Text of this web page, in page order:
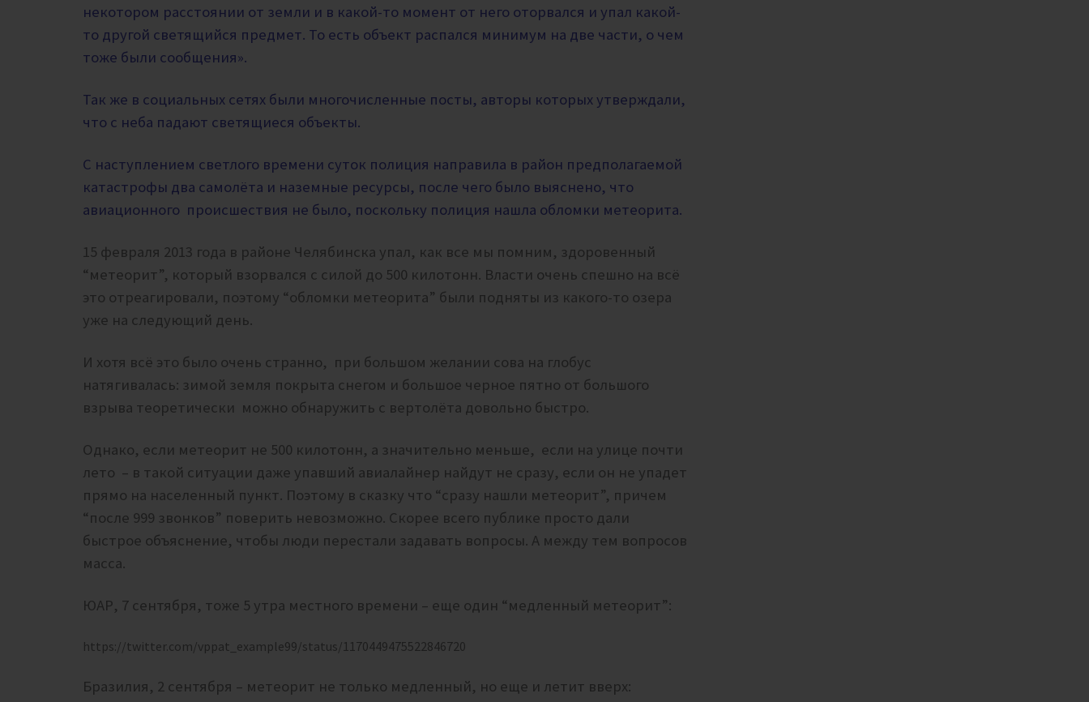
некотором расстоянии от земли и в какой-то момент от него оторвался и упал какой-
то другой светящийся предмет. То есть объект распался минимум на две части, о чем
тоже были сообщения».
Так же в социальных сетях были многочисленные посты, авторы которых утверждали,
что с неба падают светящиеся объекты.
С наступлением светлого времени суток полиция направила в район предполагаемой
катастрофы два самолёта и наземные ресурсы, после чего было выяснено, что
авиационного происшествия не было, поскольку полиция нашла обломки метеорита.
15 февраля 2013 года в районе Челябинска упал, как все мы помним, здоровенный
“метеорит”, который взорвался с силой до 500 килотонн. Власти очень спешно на всё
это отреагировали, поэтому “обломки метеорита” были подняты из какого-то озера
уже на следующий день.
И хотя всё это было очень странно, при большом желании сова на глобус
натягивалась: зимой земля покрыта снегом и большое черное пятно от большого
взрыва теоретически можно обнаружить с вертолёта довольно быстро.
Однако, если метеорит не 500 килотонн, а значительно меньше, если на улице почти
лето – в такой ситуации даже упавший авиалайнер найдут не сразу, если он не упадет
прямо на населенный пункт. Поэтому в сказку что “сразу нашли метеорит”, причем
“после 999 звонков” поверить невозможно. Скорее всего публике просто дали
быстрое объяснение, чтобы люди перестали задавать вопросы. А между тем вопросов
масса.
ЮАР, 7 сентября, тоже 5 утра местного времени – еще один “медленный метеорит”:
https://twitter.com/vppat_example99/status/1170449475522846720
Бразилия, 2 сентября – метеорит не только медленный, но еще и летит вверх: